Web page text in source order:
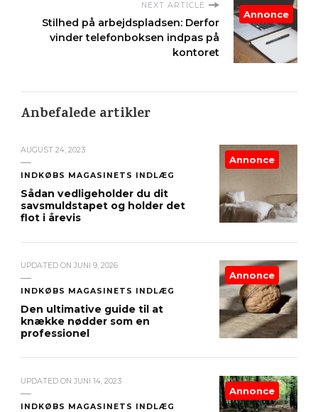
NEXT ARTICLE
Stilhed på arbejdspladsen: Derfor
vinder telefonboksen indpas på
kontoret
Annonce
Anbefalede artikler
AUGUST 24, 2023
INDKØBS MAGASINETS INDLÆG
Sådan vedligeholder du dit
savsmuldstapet og holder det
flot i årevis
Annonce
UPDATED ON JUNI 9, 2026
INDKØBS MAGASINETS INDLÆG
Den ultimative guide til at
knække nødder som en
professionel
Annonce
UPDATED ON JUNI 14, 2023
INDKØBS MAGASINETS INDLÆG
Annonce